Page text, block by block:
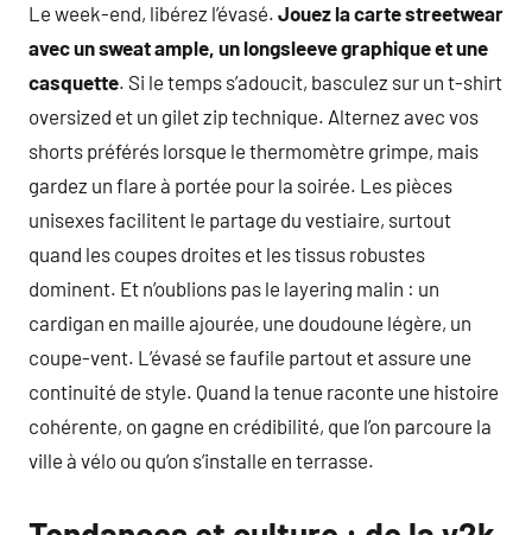
Le week-end, libérez l’évasé. Jouez la carte streetwear
avec un sweat ample, un longsleeve graphique et une
casquette. Si le temps s’adoucit, basculez sur un t-shirt
oversized et un gilet zip technique. Alternez avec vos
shorts préférés lorsque le thermomètre grimpe, mais
gardez un flare à portée pour la soirée. Les pièces
unisexes facilitent le partage du vestiaire, surtout
quand les coupes droites et les tissus robustes
dominent. Et n’oublions pas le layering malin : un
cardigan en maille ajourée, une doudoune légère, un
coupe-vent. L’évasé se faufile partout et assure une
continuité de style. Quand la tenue raconte une histoire
cohérente, on gagne en crédibilité, que l’on parcoure la
ville à vélo ou qu’on s’installe en terrasse.